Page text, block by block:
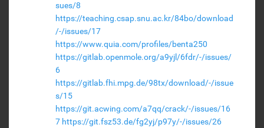
sues/8
https://teaching.csap.snu.ac.kr/84bo/download
/-/issues/17
https://www.quia.com/profiles/benta250
https://gitlab.openmole.org/a9yjl/6fdr/-/issues/
6
https://gitlab.fhi.mpg.de/98tx/download/-/issue
s/15
https://git.acwing.com/a7qq/crack/-/issues/16
7 https://git.fsz53.de/fg2yj/p97y/-/issues/26